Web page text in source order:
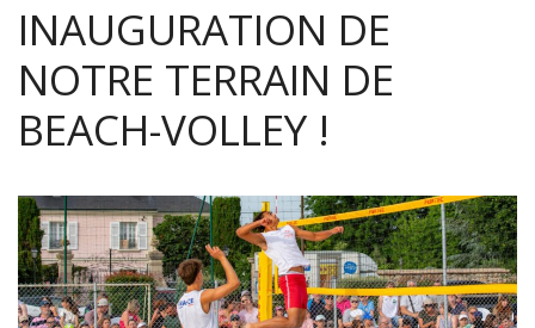
INAUGURATION DE
NOTRE TERRAIN DE
BEACH-VOLLEY !